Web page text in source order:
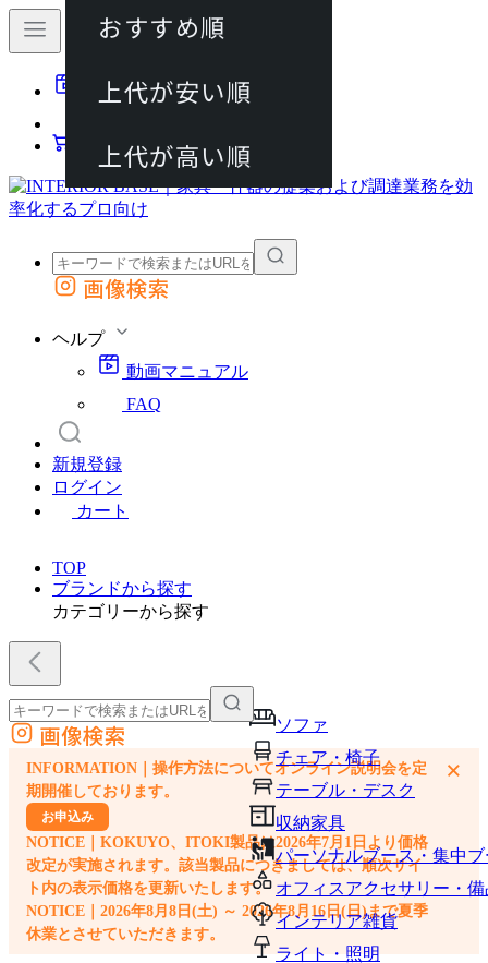
動画マニュアル
カート
外部サイトの商品をカートに追加
画像検索
ヘルプ
動画マニュアル
FAQ
新規登録
ログイン
カート
TOP
ブランドから探す
カテゴリーから探す
ソファ
チェア・椅子
テーブル・デスク
収納家具
パーソナルブース・集中
オフィスアクセサリー・備
インテリア雑貨
ライト・照明
外部サイトの商品をカートに追加
他のサイトで見つけた商品ページのURLを貼り付けて、カートに追加できます
画像検索
INFORMATION｜操作方法についてオンライン説明会を定
期開催しております。
お申込み
NOTICE｜KOKUYO、ITOKI製品は2026年7月1日より価格
改定が実施されます。該当製品につきましては、順次サイ
ト内の表示価格を更新いたします。
NOTICE｜2026年8月8日(土) ～ 2026年8月16日(日)まで夏季
休業とさせていただきます。
×
おすすめ順
上代が安い順
上代が高い順